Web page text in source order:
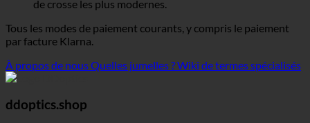
de crosse les plus modernes.
Tous les modes de paiement courants, y compris le paiement
par facture Klarna.
À propos de nousQuelles jumelles ?Wiki de termes spécialisés
ddoptics.shop